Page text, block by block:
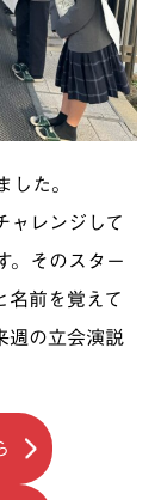
した。
ャレンジして
。そのスター
名前を覚えて
週の立会演説